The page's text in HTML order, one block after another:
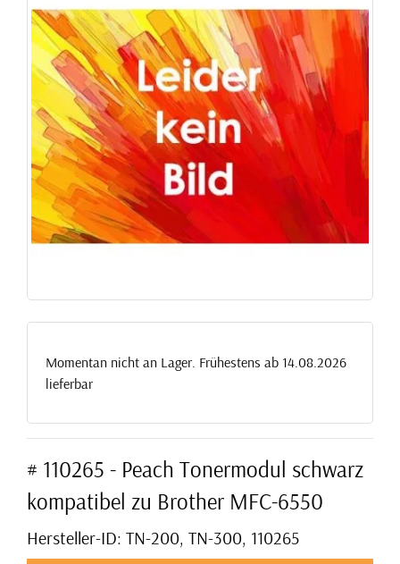
Momentan nicht an Lager. Frühestens ab 14.08.2026
lieferbar
# 110265 - Peach Tonermodul schwarz
kompatibel zu Brother MFC-6550
Hersteller-ID: TN-200, TN-300, 110265